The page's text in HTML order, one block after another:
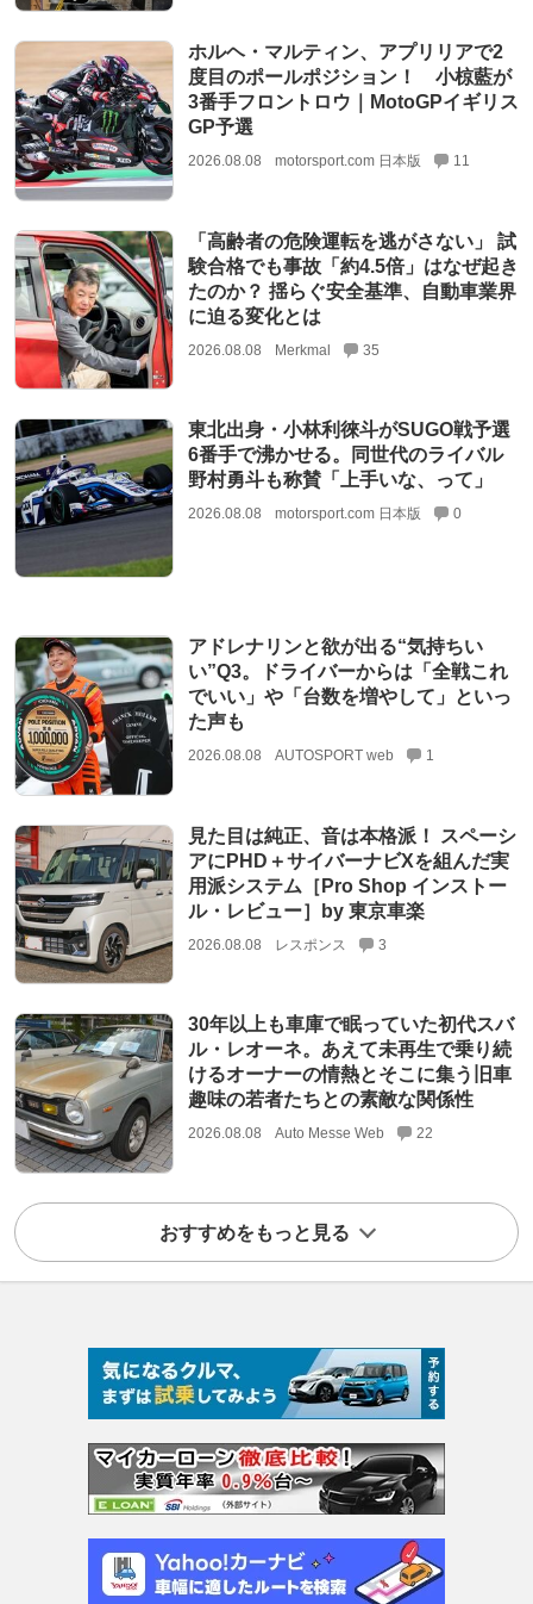
ホルヘ・マルティン、アプリリアで2
度目のポールポジション！ 小椋藍が
3番手フロントロウ｜MotoGPイギリス
GP予選
2026.08.08 motorsport.com 日本版 11
「高齢者の危険運転を逃がさない」 試
験合格でも事故「約4.5倍」はなぜ起き
たのか？ 揺らぐ安全基準、自動車業界
に迫る変化とは
2026.08.08 Merkmal 35
東北出身・小林利徠斗がSUGO戦予選
6番手で沸かせる。同世代のライバル
野村勇斗も称賛「上手いな、って」
2026.08.08 motorsport.com 日本版 0
アドレナリンと欲が出る“気持ちい
い”Q3。ドライバーからは「全戦これ
でいい」や「台数を増やして」といっ
た声も
2026.08.08 AUTOSPORT web 1
見た目は純正、音は本格派！ スペーシ
アにPHD＋サイバーナビXを組んだ実
用派システム［Pro Shop インストー
ル・レビュー］by 東京車楽
2026.08.08 レスポンス 3
30年以上も車庫で眠っていた初代スバ
ル・レオーネ。あえて未再生で乗り続
けるオーナーの情熱とそこに集う旧車
趣味の若者たちとの素敵な関係性
2026.08.08 Auto Messe Web 22
おすすめをもっと見る